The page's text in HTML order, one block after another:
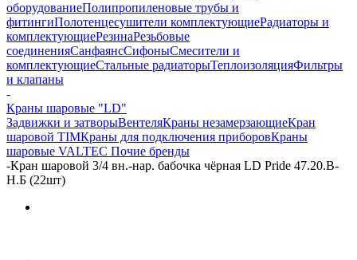
оборудованиеПолипропиленовые трубы и
фитингиПолотенцесушители комплектующиеРадиаторы и
комплектующиеРезинаРезьбовые
соединенияСанфаянсСифоныСмесители и
комплектующиеСтальные радиаторыТеплоизоляцияФильтры
и клапаны
-
Краны шаровые "LD"
Задвижки и затворыВентеляКраны незамерзающиеКран
шаровой TIMКраны для подключения приборовКраны
шаровые VALTEC Почие бренды
-Кран шаровой 3/4 вн.-нар. бабочка чёрная LD Pride 47.20.В-
Н.Б (22шт)